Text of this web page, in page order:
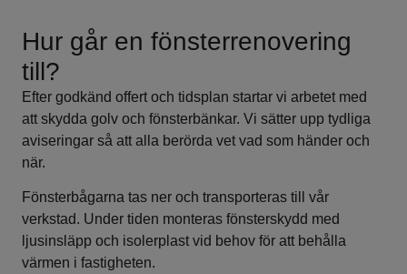
Hur går en fönsterrenovering
till?
Efter godkänd offert och tidsplan startar vi arbetet med
att skydda golv och fönsterbänkar. Vi sätter upp tydliga
aviseringar så att alla berörda vet vad som händer och
när.
Fönsterbågarna tas ner och transporteras till vår
verkstad. Under tiden monteras fönsterskydd med
ljusinsläpp och isolerplast vid behov för att behålla
värmen i fastigheten.